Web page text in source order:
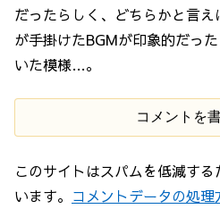
だったらしく、どちらかと言え
が手掛けたBGMが印象的だっ
いた模様…。
コメントを
このサイトはスパムを低減す
います。 コメントデータの処